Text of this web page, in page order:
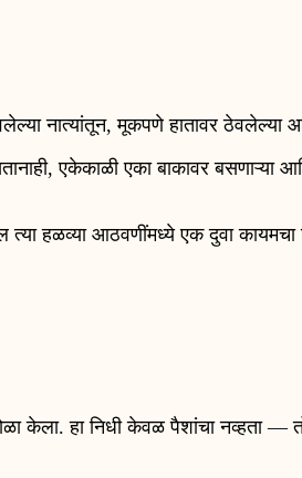
नात्यांतून, मूकपणे हातावर ठेवलेल्या
एकेकाळी एका बाकावर
त्या हळव्या आठवणींमध्ये एक दुवा
केला. हा निधी केवळ पैशांचा नव्हता —